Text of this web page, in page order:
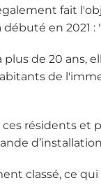
fait
en 2021
de 20 ans,
de
résidents
classé, ce